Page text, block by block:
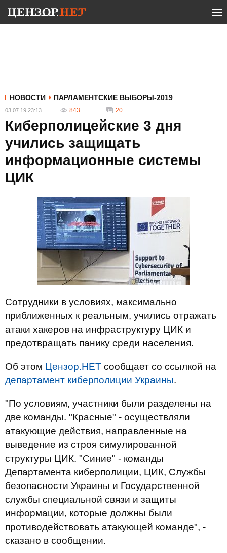
НОВОСТИ ПАРЛАМЕНТСКИЕ ВЫБОРЫ-2019
03.07.19 23:13 843 20
Киберполицейские 3 дня
учились защищать
информационные системы
ЦИК
Сотрудники в условиях, максимально
приближенных к реальным, учились отражать
атаки хакеров на инфраструктуру ЦИК и
предотвращать панику среди населения.
Об этом Цензор.НЕТ сообщает со ссылкой на
департамент киберполиции Украины.
"По условиям, участники были разделены на
две команды. "Красные" - осуществляли
атакующие действия, направленные на
выведение из строя симулированной
структуры ЦИК. "Синие" - команды
Департамента киберполиции, ЦИК, Службы
безопасности Украины и Государственной
службы специальной связи и защиты
информации, которые должны были
противодействовать атакующей команде", -
сказано в сообщении.